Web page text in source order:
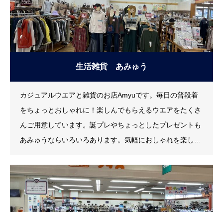
生活雑貨 あみゅう
カジュアルウエアと雑貨のお店Amyuです。毎日の普段着
をちょっとおしゃれに！楽しんでもらえるウエアをたくさ
んご用意しています。誕プレやちょっとしたプレゼントも
あみゅうならいろいろあります。気軽におしゃれを楽しめ
など、いろいろ取り揃えています。お店にないものもご相
談に応じます。